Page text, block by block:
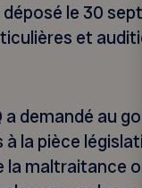
le 30
et
a demandé au
la pièce
la maltraitance